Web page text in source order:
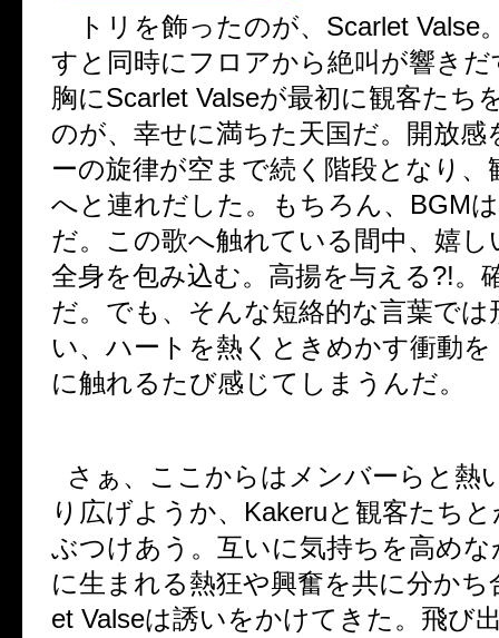
トリを飾ったのが、 Scarlet Valse
すと同時にフロアから絶叫が響き
胸にScarlet Valseが最初に観客たち
のが、幸せに満ちた天国だ。開放感
ーの旋律が空まで続く階段となり、
へと連れだした。もちろん、 BGM
だ。この歌へ触れている間中、嬉
全身を包み込む。高揚を与える?!。
だ。でも、そんな短絡的な言葉では
い、ハートを熱くときめかす衝動を
に触れるたび感じてしまうんだ。
さぁ、ここからはメンバーらと熱
り広げようか、 Kakeruと観客たち
ぶつけあう。互いに気持ちを高め
に生まれる熱狂や興奮を共に分かち
et Valseは誘いをかけてきた。飛び